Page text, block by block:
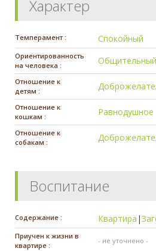
Характер
Темперамент : Спокойный
Ориентированность
на человека :
Общительный
Отношение к
детям :
Отношение к
кошкам :
Равнодушное
Отношение к
собакам :
Воспитание
Содержание : Квартира |
Приучен к жизни в
квартире :
- не уточнено -